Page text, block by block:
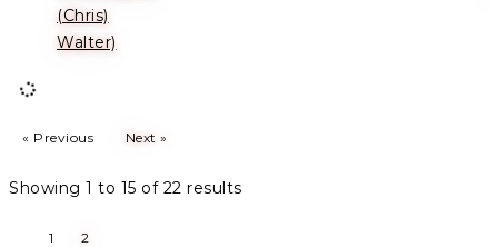
(Chris)
Walter)
« Previous Next »
Showing 1 to 15 of 22 results
1 2